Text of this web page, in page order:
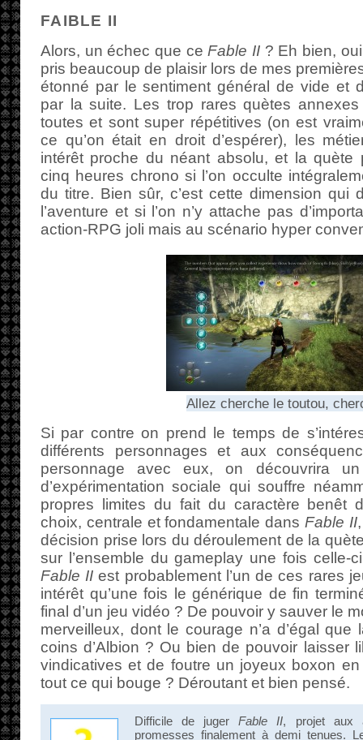
FAIBLE II
Alors, un échec que ce Fable II ? Eh bien,
pris beaucoup de plaisir lors de mes
étonné par le sentiment général de vide et
par la suite. Les trop rares quètes
toutes et sont super répétitives (on est
ce qu’on était en droit d’espérer), les
intérêt proche du néant absolu, et la quète
cinq heures chrono si l’on occulte
du titre. Bien sûr, c’est cette dimension qui
l’aventure et si l’on n’y attache pas
action-RPG joli mais au scénario hyper
Allez cherche le toutou,
Si par contre on prend le temps de
différents personnages et aux
personnage avec eux, on découvrira un
d’expérimentation sociale qui souffre
propres limites du fait du caractère benêt
choix, centrale et fondamentale dans Fable II
décision prise lors du déroulement de la
sur l’ensemble du gameplay une fois celle-
Fable II est probablement l’un de ces rares
intérêt qu’une fois le générique de fin
final d’un jeu vidéo ? De pouvoir y sauver le
merveilleux, dont le courage n’a d’égal
coins d’Albion ? Ou bien de pouvoir laisser
vindicatives et de foutre un joyeux boxon
tout ce qui bouge ? Déroutant et bien pensé.
Difficile de jugerFable II, projet aux
promesses finalement à demi tenues.